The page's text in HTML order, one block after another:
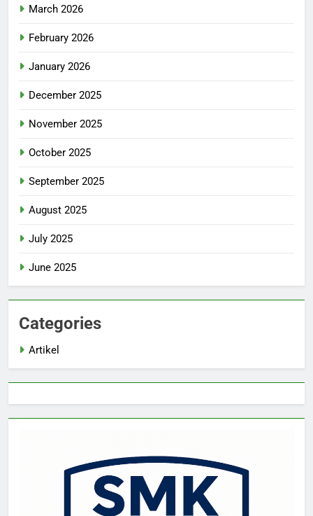
March 2026
February 2026
January 2026
December 2025
November 2025
October 2025
September 2025
August 2025
July 2025
June 2025
Categories
Artikel